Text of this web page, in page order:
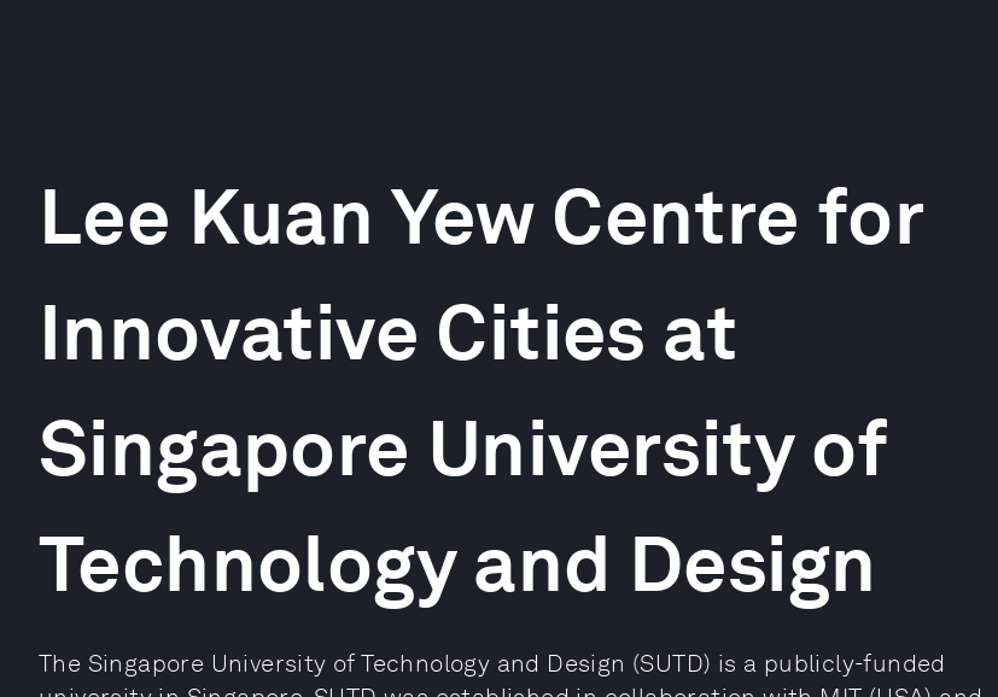
Lee Kuan Yew Centre for
Innovative Cities at
Singapore University of
Technology and Design
The Singapore University of Technology and Design (SUTD) is a publicly-funded